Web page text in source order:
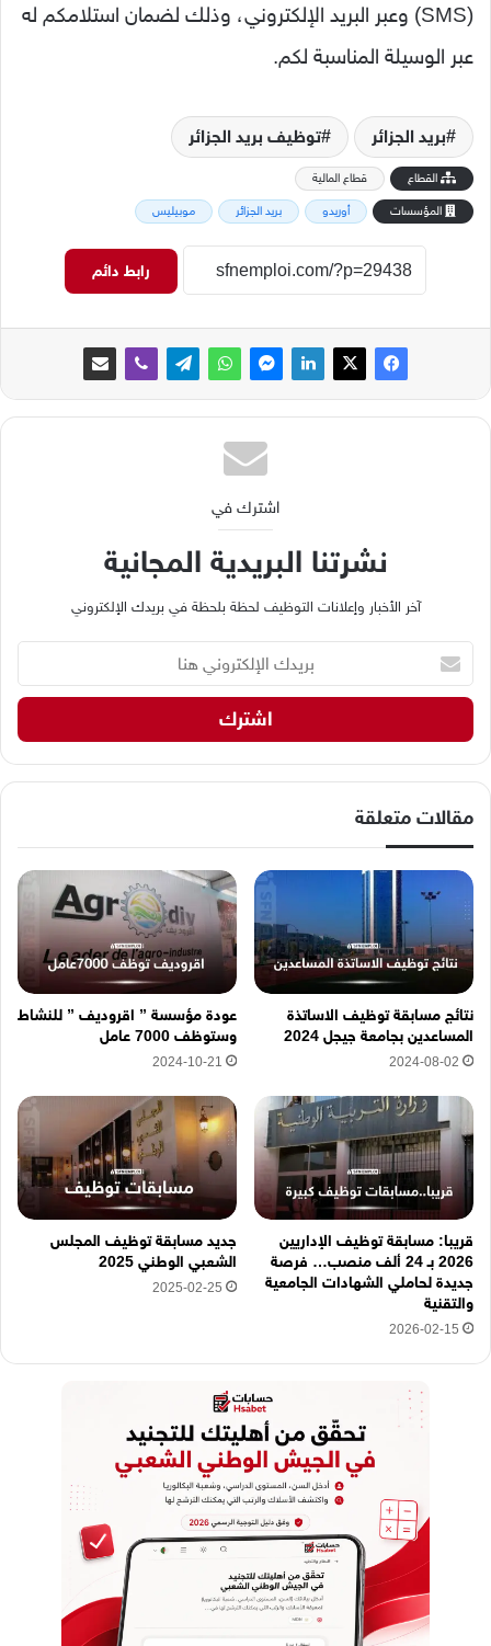
(SMS) وعبر البريد الإلكتروني، وذلك لضمان استلامكم له
عبر الوسيلة المناسبة لكم.
بريد الجزائر توظيف بريد الجزائر
القطاع
قطاع المالية
المؤسسات
أوريدو بريد الجزائر موبيليس
رابط دائم
اشترك في
نشرتنا البريدية المجانية
آخر الأخبار وإعلانات التوظيف لحظة بلحظة في بريدك الإلكتروني
ي
ك
ا
إ
ت
ر
و
ن
ي
ن
ا
مقالات متعلقة
نتائج مسابقة توظيف الاساتذة
المساعدين بجامعة جيجل 2024
2024-08-02
عودة مؤسسة ” اقروديف ” للنشاط
وستوظف 7000 عامل
2024-10-21
قريبا: مسابقة توظيف الإداريين
2026 بـ 24 ألف منصب… فرصة
جديدة لحاملي الشهادات الجامعية
والتقنية
2026-02-15
جديد مسابقة توظيف المجلس
الشعبي الوطني 2025
2025-02-25